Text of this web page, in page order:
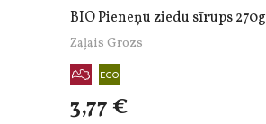
BIO Pieneņu ziedu sīrups 270g
Zaļais Grozs
3,77 €